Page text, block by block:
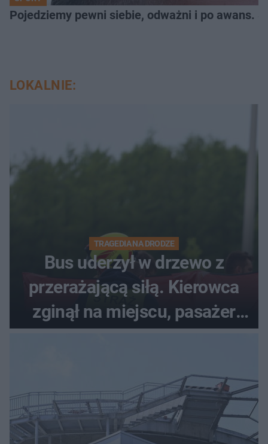
Pojedziemy pewni siebie, odważni i po awans.
LOKALNIE:
TRAGEDIA NA DRODZE
Bus uderzył w drzewo z
przerażającą siłą. Kierowca
zginął na miejscu, pasażer